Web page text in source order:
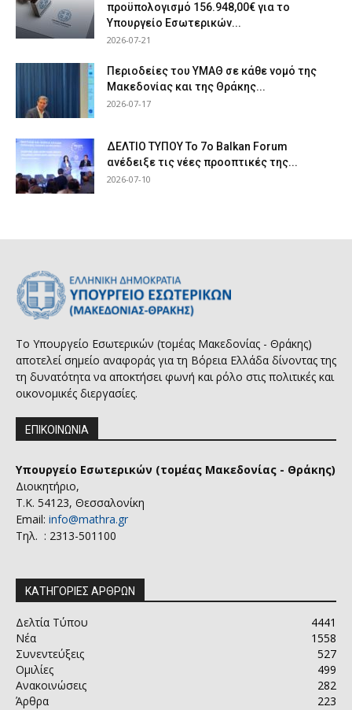
προϋπολογισμό 156.948,00€ για το
Υπουργείο Εσωτερικών...
2026-07-21
Περιοδείες του ΥΜΑΘ σε κάθε νομό της
Μακεδονίας και της Θράκης...
2026-07-17
ΔΕΛΤΙΟ ΤΥΠΟΥ Το 7ο Balkan Forum
ανέδειξε τις νέες προοπτικές της...
2026-07-10
Το Υπουργείο Εσωτερικών (τομέας Μακεδονίας - Θράκης)
αποτελεί σημείο αναφοράς για τη Βόρεια Ελλάδα δίνοντας της
τη δυνατότητα να αποκτήσει φωνή και ρόλο στις πολιτικές και
οικονομικές διεργασίες.
ΕΠΙΚΟΙΝΩΝΙΑ
Υπουργείο Εσωτερικών (τομέας Μακεδονίας - Θράκης)
Διοικητήριο,
Τ.Κ. 54123, Θεσσαλονίκη
Email: info@mathra.gr
Τηλ. : 2313-501100
ΚΑΤΗΓΟΡΙΕΣ ΑΡΘΡΩΝ
Δελτία Τύπου
4441
Νέα
1558
Συνεντεύξεις
527
Ομιλίες
499
Ανακοινώσεις
282
Άρθρα
223